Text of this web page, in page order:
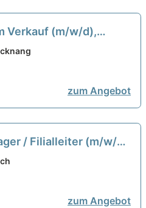
Verkauf (m/w/d),
zum Angebot
/ Filialleiter (m/w/d)
zum Angebot